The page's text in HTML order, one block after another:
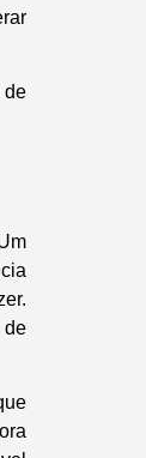
de
de